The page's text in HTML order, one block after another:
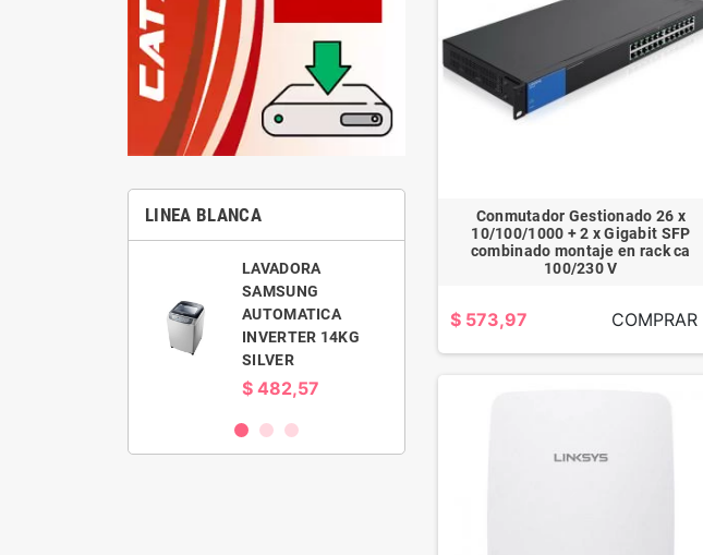
LINEA BLANCA
LAVADORA
SAMSUNG
AUTOMATICA
INVERTER 14KG
SILVER
$ 482,57
SAMSUNG
ELECTRICA TODO EN
Conmutador Gestionado 26 x
10/100/1000 + 2 x Gigabit SFP
combinado montaje en rack ca
100/230 V
$ 573,97 COMPRAR